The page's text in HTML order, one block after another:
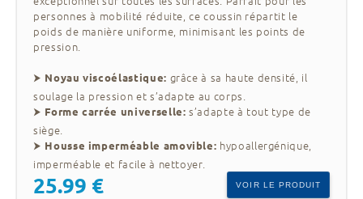
personnes à mobilité réduite, ce coussin répartit le
poids de manière uniforme, minimisant les points de
pression.
⮞ Noyau viscoélastique: grâce à sa haute densité, il
soulage la pression et s’adapte au corps.
⮞ Forme carrée universelle: s’adapte à tout type de
siège.
⮞ Housse imperméable amovible: hypoallergénique,
imperméable et facile à nettoyer.
25.99 € VOIR LE PRODUIT